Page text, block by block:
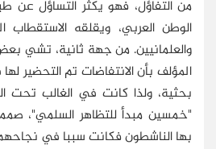
من التفاؤل، فهو يكثر التساؤل عن
الوطن العربي، ويقلقه الاستقطاب
والعلمانيين. من جهة ثانية، تشي
المؤلف بأن الانتفاضات تم التحضير
بحثية، ولذا كانت في الغالب
"خمسين مبدأ للتظاهر السلمي"،
بها الناشطون فكانت سببا في